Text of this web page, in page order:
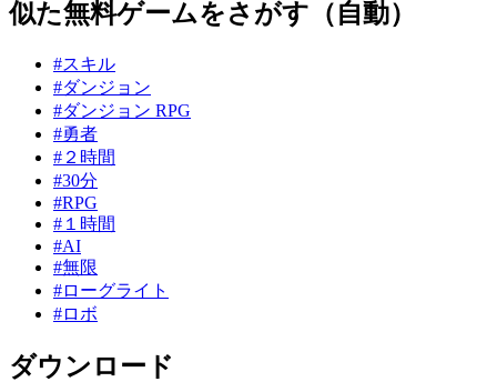
似た無料ゲームをさがす（自動）
#スキル
#ダンジョン
#ダンジョン RPG
#勇者
#２時間
#30分
#RPG
#１時間
#AI
#無限
#ローグライト
#ロボ
ダウンロード